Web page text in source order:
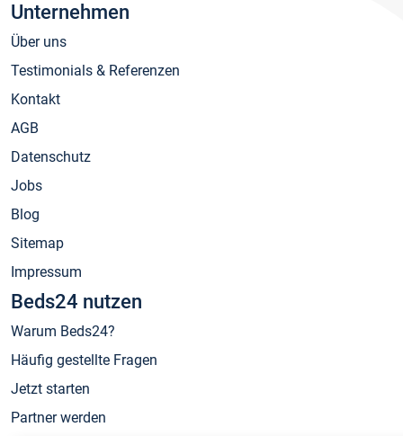
Unternehmen
Über uns
Testimonials & Referenzen
Kontakt
AGB
Datenschutz
Jobs
Blog
Sitemap
Impressum
Beds24 nutzen
Warum Beds24?
Häufig gestellte Fragen
Jetzt starten
Partner werden